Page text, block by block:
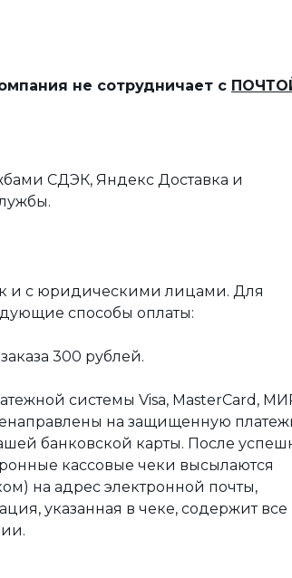
не сотрудничает с
СДЭК, Яндекс Доставка и
и с юридическими лицами. Для
способы оплаты:
300 рублей.
системы Visa, MasterCard,
на защищенную
банковской карты. После
кассовые чеки высылаются
на адрес электронной почты,
указанная в чеке, содержит все